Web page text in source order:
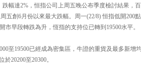
幅達2%，恒指公司上周五晚公布季度檢討結果，
五創6月份以來最大跌幅。周一(22/8) 恒指低開200
市早段轉跌為升，恆指的支持位已轉到19500水平。
至19500已經成為密集區，牛證的重貨及最多新
於20200至20300。